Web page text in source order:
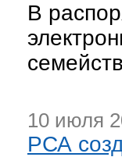
В
10 июля
РСА